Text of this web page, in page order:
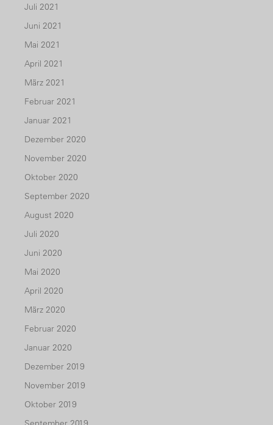
Juli 2021
Juni 2021
Mai 2021
April 2021
März 2021
Februar 2021
Januar 2021
Dezember 2020
November 2020
Oktober 2020
September 2020
August 2020
Juli 2020
Juni 2020
Mai 2020
April 2020
März 2020
Februar 2020
Januar 2020
Dezember 2019
November 2019
Oktober 2019